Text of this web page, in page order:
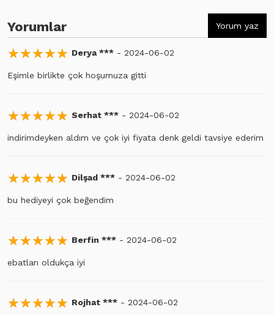
Yorumlar Yorum yaz
☆☆☆☆☆
★★★★★ Derya *** - 2024-06-02
Eşimle birlikte çok hoşumuza gitti
☆☆☆☆☆
★★★★★ Serhat *** - 2024-06-02
indirimdeyken aldım ve çok iyi fiyata denk geldi tavsiye ederim
☆☆☆☆☆
★★★★★ Dilşad *** - 2024-06-02
bu hediyeyi çok beğendim
☆☆☆☆☆
★★★★★ Berfin *** - 2024-06-02
ebatları oldukça iyi
☆☆☆☆☆
★★★★★ Rojhat *** - 2024-06-02